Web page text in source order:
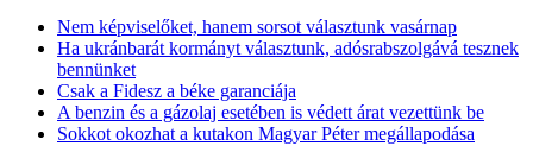
Nem képviselőket, hanem sorsot választunk vasárnap
Ha ukránbarát kormányt választunk, adósrabszolgává tesznek
bennünket
Csak a Fidesz a béke garanciája
A benzin és a gázolaj esetében is védett árat vezettünk be
Sokkot okozhat a kutakon Magyar Péter megállapodása